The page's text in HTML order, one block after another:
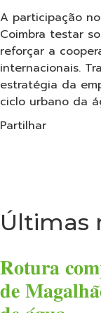
A participação
Coimbra testar
reforçar a
internacionais.
estratégia da
ciclo urbano da
Partilhar
Últimas
𝐑𝐨𝐭𝐮𝐫𝐚
𝐝𝐞